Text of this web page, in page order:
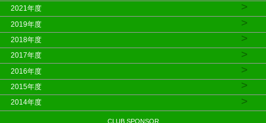
2021年度 >
2019年度 >
2018年度 >
2017年度 >
2016年度 >
2015年度 >
2014年度 >
CLUB SPONSOR